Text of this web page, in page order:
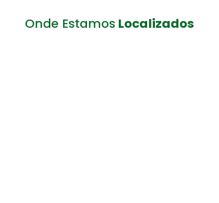
Onde Estamos Localizados